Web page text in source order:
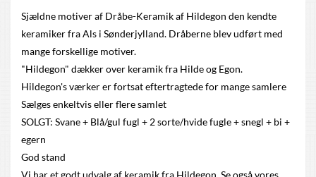
Sjældne motiver af Dråbe-Keramik af Hildegon den kendte
keramiker fra Als i Sønderjylland. Dråberne blev udført med
mange forskellige motiver.
"Hildegon" dækker over keramik fra Hilde og Egon.
Hildegon's værker er fortsat eftertragtede for mange samlere
Sælges enkeltvis eller flere samlet
SOLGT: Svane + Blå/gul fugl + 2 sorte/hvide fugle + snegl + bi +
egern
God stand
Vi har et godt udvalg af keramik fra Hildegon. Se også vores